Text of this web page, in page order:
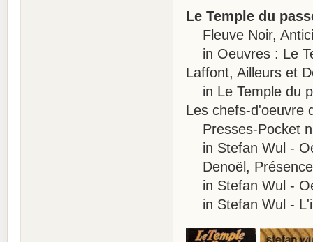
Le Temple du
Fleuve Noir,
in Oeuvres : Le
Laffont, Ailleurs et
in Le Temple du
Les chefs-d'oeuvre
Presses-Pocket
in Stefan Wul -
Denoël,
in Stefan Wul -
in Stefan Wul -